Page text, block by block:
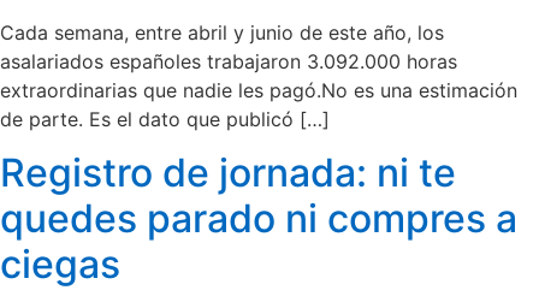
Cada semana, entre abril y junio de este año, los
asalariados españoles trabajaron 3.092.000 horas
extraordinarias que nadie les pagó.No es una estimación
de parte. Es el dato que publicó […]
Registro de jornada: ni te
quedes parado ni compres a
ciegas